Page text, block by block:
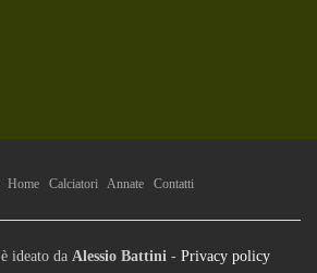
Home Calciatori Annate Contatti
è ideato da Alessio Battini - Privacy policy